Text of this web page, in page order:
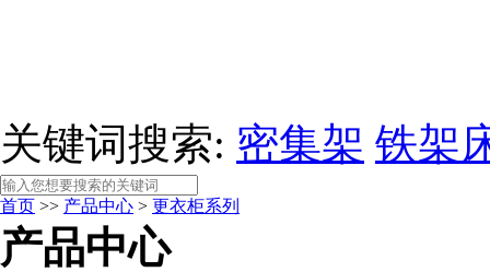
关键词搜索: 密集架 铁架
首页 >> 产品中心 > 更衣柜系列
产品中心